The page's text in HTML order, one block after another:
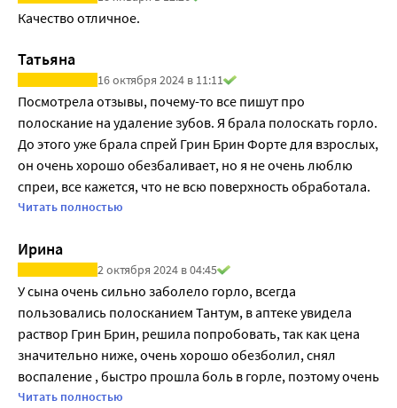
Качество отличное.
Татьяна
16 октября 2024 в 11:11
Посмотрела отзывы, почему-то все пишут про
полоскание на удаление зубов. Я брала полоскать горло.
До этого уже брала спрей Грин Брин Форте для взрослых,
он очень хорошо обезбаливает, но я не очень люблю
спреи, все кажется, что не всю поверхность обработала.
Другое дело полоскания, раствор купила именно с
полосканиии раствор немного пенится, поэтому хорошо
покрывает всю слизистую горла. Обезбаливает хорошо.
Горло не сушит. На вкус приятный, не приторный. В
принципе очень экономный расход и цена прямо
прекрасная. Из аналогов брала Тантум(ну капец дорого),
Ангидак(какой-то противный химозный привкус и не
пенится совсем)
Читать полностью
Ирина
2 октября 2024 в 04:45
У сына очень сильно заболело горло, всегда
пользовались полосканием Тантум, в аптеке увидела
раствор Грин Брин, решила попробовать, так как цена
значительно ниже, очень хорошо обезболил, снял
воспаление , быстро прошла боль в горле, поэтому очень
рекомендую!!!
Читать полностью